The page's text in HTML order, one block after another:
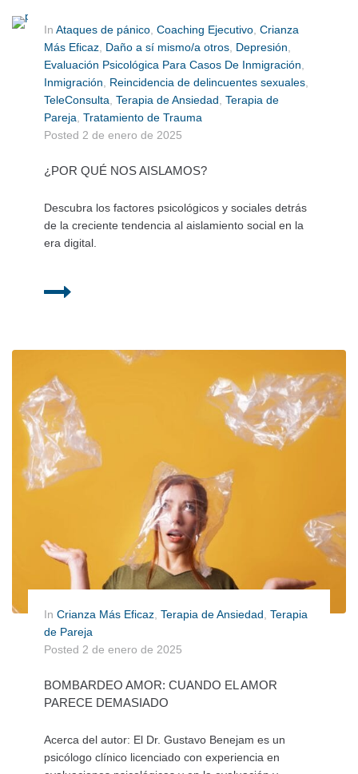
In Ataques de pánico Coaching Ejecutivo Crianza
Más Eficaz Daño a sí mismo/a otros Depresión
Evaluación Psicológica Para Casos De Inmigración
Inmigración
Reincidencia de delincuentes sexuales
TeleConsulta Terapia de Ansiedad Terapia de
Pareja Tratamiento de Trauma
Posted 2 de enero de 2025
¿POR QUÉ NOS AISLAMOS?
Descubra los factores psicológicos y sociales detrás
de la creciente tendencia al aislamiento social en la
era digital.
In Crianza Más Eficaz Terapia de Ansiedad Terapia
de Pareja
Posted 2 de enero de 2025
BOMBARDEO AMOR: CUANDO EL AMOR
PARECE DEMASIADO
Acerca del autor: El Dr. Gustavo Benejam es un
psicólogo clínico licenciado con experiencia en